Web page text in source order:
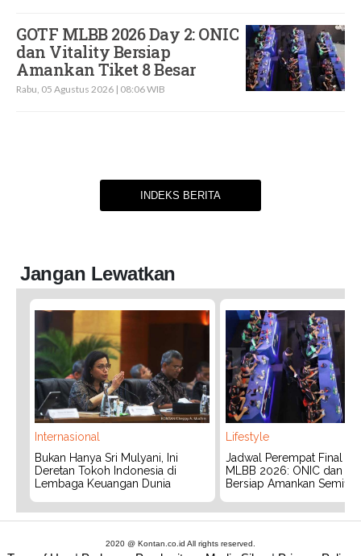
GOTF MLBB 2026 Day 2: ONIC
dan Vitality Bersiap
Amankan Tiket 8 Besar
Rabu, 05 Agustus 2026 | 08:06 WIB
INDEKS BERITA
Jangan Lewatkan
Internasional
Bukan Hanya Sri Mulyani, Ini
Deretan Tokoh Indonesia di
Lembaga Keuangan Dunia
Lifestyle
Jadwal Perempat Final
MLBB 2026: ONIC dan
Bersiap Amankan
2020 @ Kontan.co.id All rights reserved.